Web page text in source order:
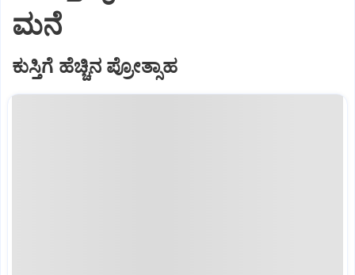
ಮನೆ
ಕುಸ್ತಿಗೆ ಹೆಚ್ಚಿನ ಪ್ರೋತ್ಸಾಹ